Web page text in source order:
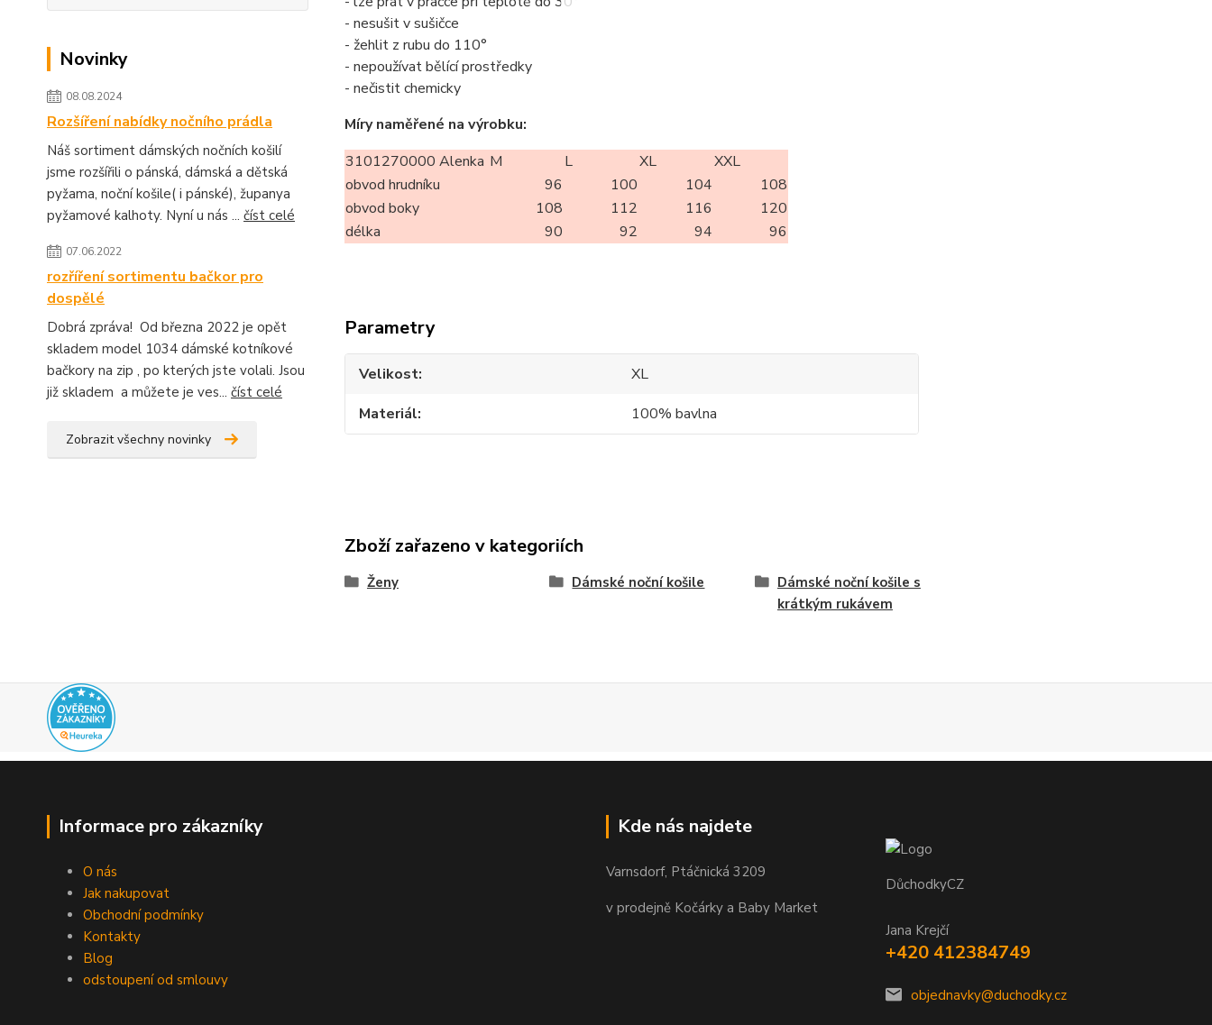
Novinky
08.08.2024
Rozšíření nabídky nočního prádla
Náš sortiment dámských nočních košilí
jsme rozšířili o pánská, dámská a dětská
pyžama, noční košile( i pánské), županya
pyžamové kalhoty. Nyní u nás ... číst celé
07.06.2022
rozříření sortimentu bačkor pro
dospělé
Dobrá zpráva! Od března 2022 je opět
skladem model 1034 dámské kotníkové
bačkory na zip , po kterých jste volali. Jsou
již skladem a můžete je ves... číst celé
Zobrazit všechny novinky
- nesušit v sušičce
- žehlit z rubu do 110°
- nepoužívat bělící prostředky
- nečistit chemicky
Míry naměřené na výrobku:
3101270000 Alenka M L XL
XXL
obvod hrudníku
96 100 104
108
obvod boky
108 112 116
120
délka
90 92 94 96
Parametry
Velikost
XL
Materiál
100% bavlna
Zboží zařazeno v kategoriích
Ženy Dámské noční košile
Dámské noční košile s
krátkým rukávem
Informace pro zákazníky
O nás
Jak nakupovat
Obchodní podmínky
Kontakty
Blog
odstoupení od smlouvy
Kde nás najdete
Varnsdorf, Ptáčnická 3209
v prodejně Kočárky a Baby Market
DůchodkyCZ
Jana Krejčí
+420 412384749
objednavky@duchodky.cz